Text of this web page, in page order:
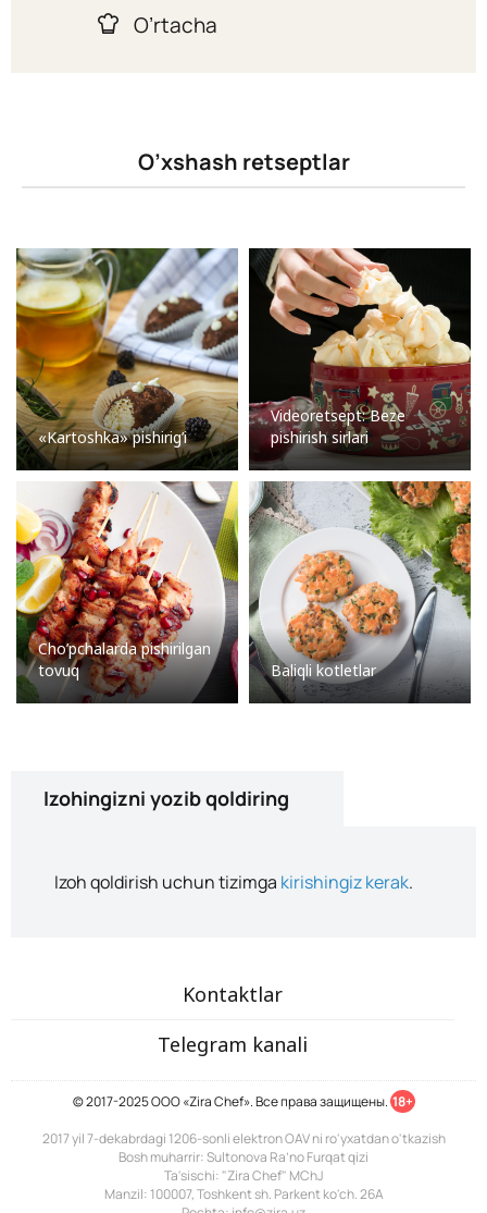
O’rtacha
O’xshash retseptlar
«Kartoshka» pishirig’i
Videoretsept: Beze
pishirish sirlari
Cho’pchalarda pishirilgan
tovuq
Baliqli kotletlar
Izohingizni yozib qoldiring
Izoh qoldirish uchun tizimga kirishingiz kerak.
Kontaktlar
Telegram kanali
© 2017-2025 ООО «Zira Chef». Все права защищены. 18+
2017 yil 7-dekabrdagi 1206-sonli elektron OAV ni ro'yxatdan o'tkazish
Bosh muharrir: Sultonova Ra’no Furqat qizi
Ta'sischi: "Zira Chef" MChJ
Manzil: 100007, Toshkent sh. Parkent ko'ch. 26A